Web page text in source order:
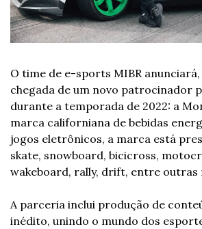
O time de e-sports MIBR anunciará,
chegada de um novo patrocinador
durante a temporada de 2022: a
marca californiana de bebidas
jogos eletrônicos, a marca está
skate, snowboard, bicicross,
wakeboard, rally, drift, entre outras
A parceria inclui produção de
inédito, unindo o mundo dos